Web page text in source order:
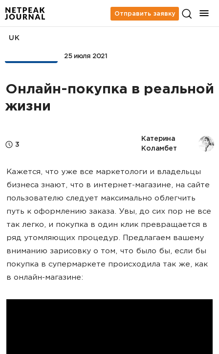
Отправить заявку
25 июля 2021
UK
Онлайн-покупка в реальной
жизни
3
Катерина
Коламбет
Кажется, что уже все маркетологи и владельцы
бизнеса знают, что в интернет-магазине, на сайте
пользователю следует максимально облегчить
путь к оформлению заказа. Увы, до сих пор не все
так легко, и покупка в один клик превращается в
ряд утомляющих процедур. Предлагаем вашему
вниманию зарисовку о том, что было бы, если бы
покупка в супермаркете происходила так же, как
в онлайн-магазине: